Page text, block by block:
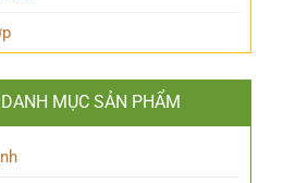
DANH MỤC SẢN PHẨM